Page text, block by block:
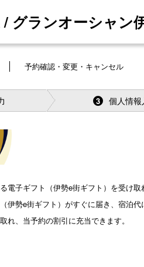
グランオーシャン
予約確認・変更・キャンセル
3 個人情報
子ギフト（伊勢e街ギフト）を受け取
勢e街ギフト）がすぐに届き、宿泊代
、当予約の割引に充当できます。